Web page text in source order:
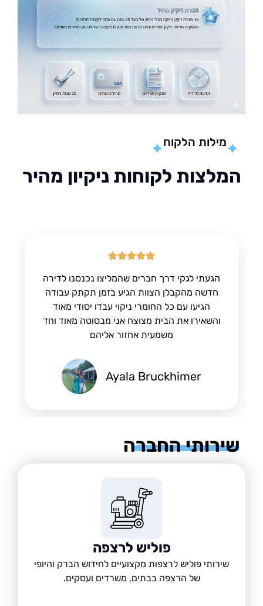
מילות הלקוח
לקוחות ניקיון מהיר
הגעתי לגקי דרך חברים שהמליצו נכנסנו לדירה
חדשה מהקבלן הצוות הגיע בזמן תקתק עבודה
הגיעו עם כל החומרי ניקוי עבדו יסודי מאוד
והשאירו את הבית מצוצח אני מבסוטה מאוד וחד
משמעית אחזור אליהם
Ayala Bruckhimer
החברה
פוליש לרצפה
שירותי פוליש לרצפות מקצועיים לחידוש הברק והיופי
של הרצפה בבתים, משרדים ועסקים.